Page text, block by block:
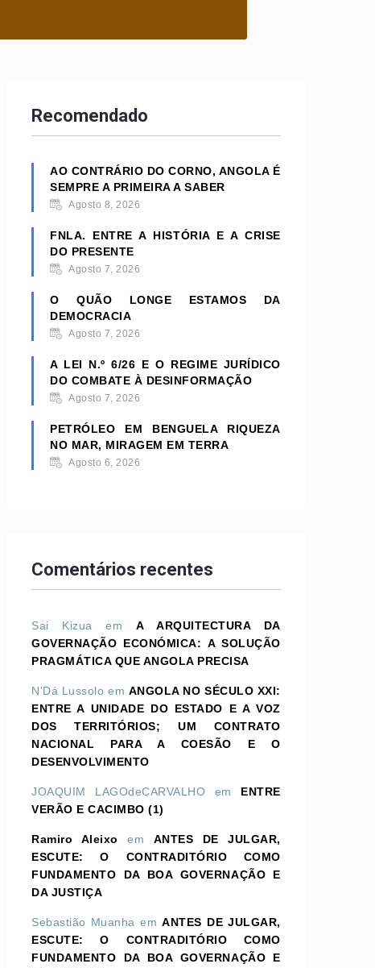
Recomendado
AO CONTRÁRIO DO CORNO, ANGOLA É
SEMPRE A PRIMEIRA A SABER
Agosto 8, 2026
FNLA. ENTRE A HISTÓRIA E A CRISE
DO PRESENTE
Agosto 7, 2026
O QUÃO LONGE ESTAMOS DA
DEMOCRACIA
Agosto 7, 2026
A LEI N.º 6/26 E O REGIME JURÍDICO
DO COMBATE À DESINFORMAÇÃO
Agosto 7, 2026
PETRÓLEO EM BENGUELA RIQUEZA
NO MAR, MIRAGEM EM TERRA
Agosto 6, 2026
Comentários recentes
Sai Kizua emA ARQUITECTURA DA
GOVERNAÇÃO ECONÓMICA: A SOLUÇÃO
PRAGMÁTICA QUE ANGOLA PRECISA
N'Dá Lussolo em ANGOLA NO SÉCULO XXI:
ENTRE A UNIDADE DO ESTADO E A VOZ
DOS TERRITÓRIOS; UM CONTRATO
NACIONAL PARA A COESÃO E O
DESENVOLVIMENTO
JOAQUIM LAGOdeCARVALHO em ENTRE
VERÃO E CACIMBO (1)
Ramiro Aleixo em ANTES DE JULGAR,
ESCUTE: O CONTRADITÓRIO COMO
FUNDAMENTO DA BOA GOVERNAÇÃO E
DA JUSTIÇA
Sebastião Muanha emANTES DE JULGAR,
ESCUTE: O CONTRADITÓRIO COMO
FUNDAMENTO DA BOA GOVERNAÇÃO E